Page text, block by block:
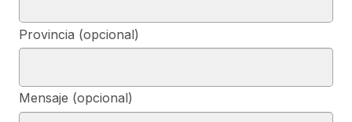
Provincia (opcional)
Mensaje (opcional)